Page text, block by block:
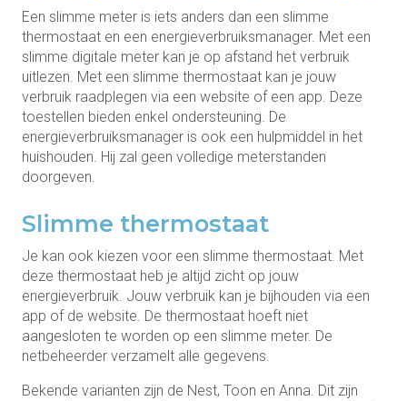
Een slimme meter is iets anders dan een slimme
thermostaat en een energieverbruiksmanager. Met een
slimme digitale meter kan je op afstand het verbruik
uitlezen. Met een slimme thermostaat kan je jouw
verbruik raadplegen via een website of een app. Deze
toestellen bieden enkel ondersteuning. De
energieverbruiksmanager is ook een hulpmiddel in het
huishouden. Hij zal geen volledige meterstanden
doorgeven.
Slimme thermostaat
Je kan ook kiezen voor een slimme thermostaat. Met
deze thermostaat heb je altijd zicht op jouw
energieverbruik. Jouw verbruik kan je bijhouden via een
app of de website. De thermostaat hoeft niet
aangesloten te worden op een slimme meter. De
netbeheerder verzamelt alle gegevens.
Bekende varianten zijn de Nest, Toon en Anna. Dit zijn